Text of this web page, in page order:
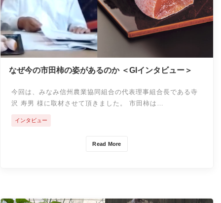
なぜ今の市田柿の姿があるのか ＜GIインタビュー＞
今回は、みなみ信州農業協同組合の代表理事組合長である寺
沢 寿男 様に取材させて頂きました。 市田柿は…
Read More
インタビュー